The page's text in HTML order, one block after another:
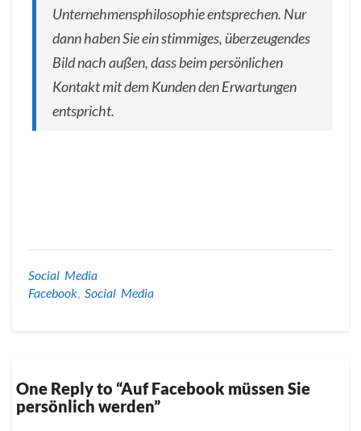
Unternehmensphilosophie entsprechen. Nur
dann haben Sie ein stimmiges, überzeugendes
Bild nach außen, dass beim persönlichen
Kontakt mit dem Kunden den Erwartungen
entspricht.
Social Media
Facebook Social Media
One Reply to “Auf Facebook müssen Sie
persönlich werden”